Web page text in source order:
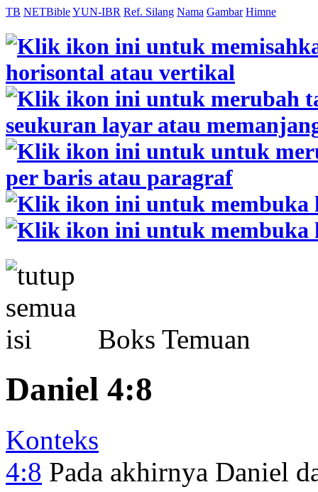
TB NETBibleYUN-IBR Ref. Silang Nama Gambar Himne
Boks Temuan
Daniel 4:8
Konteks
4:8 Pada akhirnya Daniel